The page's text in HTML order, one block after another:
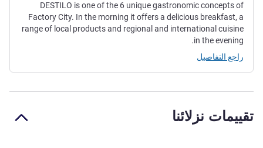
DESTILO is one of the 6 unique gastronomic concepts of
Factory City. In the morning it offers a delicious breakfast, a
range of local products and regional and international cuisine
in the evening.
راجع التفاصيل
تقييمات نزلائنا